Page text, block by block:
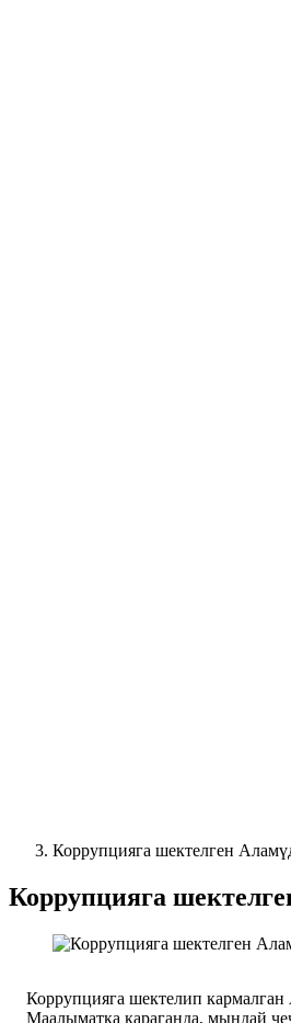
Коррупцияга шектелген
Коррупцияга
Коррупцияга шектелип
Маалыматка караганда, мындай